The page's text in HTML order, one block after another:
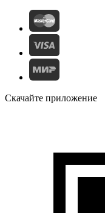
Скачайте приложение